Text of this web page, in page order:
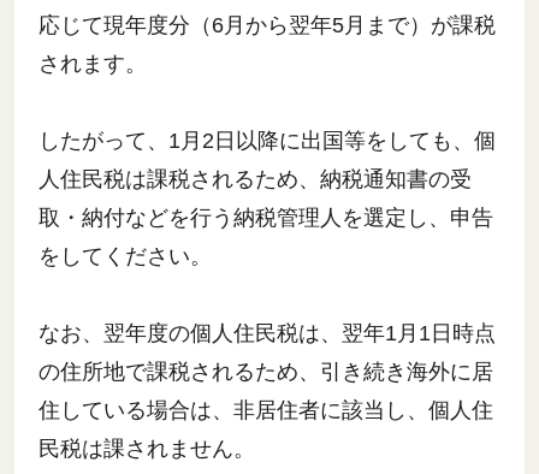
応じて現年度分（6月から翌年5月まで）が課税
されます。
したがって、1月2日以降に出国等をしても、個
人住民税は課税されるため、納税通知書の受
取・納付などを行う納税管理人を選定し、申告
をしてください。
なお、翌年度の個人住民税は、翌年1月1日時点
の住所地で課税されるため、引き続き海外に居
住している場合は、非居住者に該当し、個人住
民税は課されません。